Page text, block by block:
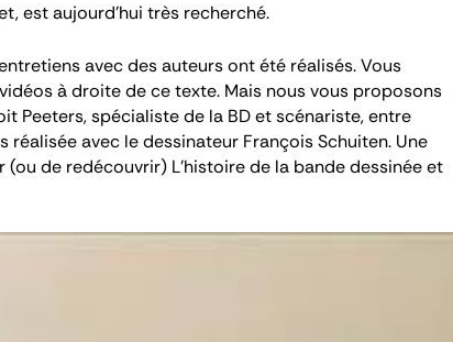
est aujourd’hui très recherché.
avec des auteurs ont été réalisés. Vous
à droite de ce texte. Mais nous vous proposons
Peeters, spécialiste de la BD et scénariste, entre
réalisée avec le dessinateur François Schuiten. Une
(ou de redécouvrir) L'histoire de la bande dessinée et